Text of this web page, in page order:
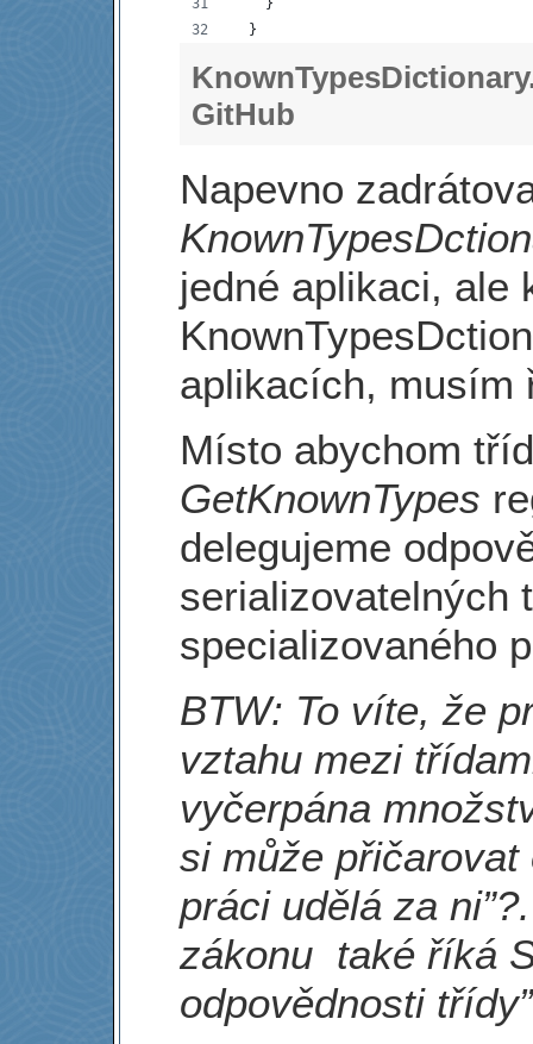
  }
GitHub
Napevno
jedné aplikaci, ale
aplikacích, musím
Místo abychom
GetKnownTypes
delegujeme
serializovatelných
specializovaného
BTW: To víte, že
vztahu mezi
vyčerpána
si může
práci udělá za
zákonu také říká
odpovědnosti